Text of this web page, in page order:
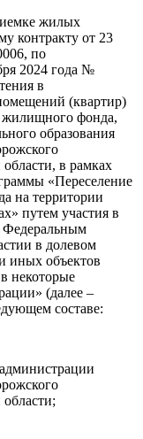
жилых
контракту от 23
по
2024 года №
в
(квартир)
жилищного фонда,
образования
в рамках
«Переселение
на территории
путем участия в
Федеральным
в долевом
иных объектов
некоторые
(далее –
составе: